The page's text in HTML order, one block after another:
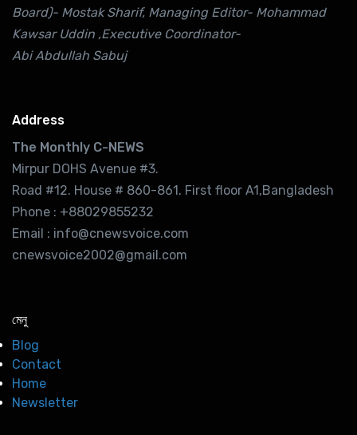
Board)- Mostak Sharif, Managing Editor- Mohammad
Kawsar Uddin ,Executive Coordinator-
Abi Abdullah Sabuj
Address
The Monthly C-NEWS
Mirpur DOHS Avenue #3.
Road #12. House # 860-861. First floor A1,Bangladesh
Phone : +88029855232
Email : info@cnewsvoice.com
cnewsvoice2002@gmail.com
মেনু
Blog
Contact
Home
Newsletter